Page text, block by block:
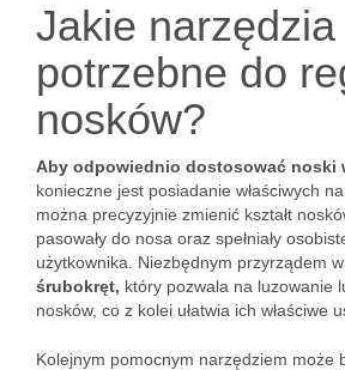
Jakie
potrzebne do
nosków?
Aby odpowiednio dostosować noski
konieczne jest posiadanie właściwych
można precyzyjnie zmienić kształt
pasowały do nosa oraz spełniały
użytkownika. Niezbędnym przyrządem
śrubokręt, który pozwala na luzowanie
nosków, co z kolei ułatwia ich właściwe
Kolejnym pomocnym narzędziem może